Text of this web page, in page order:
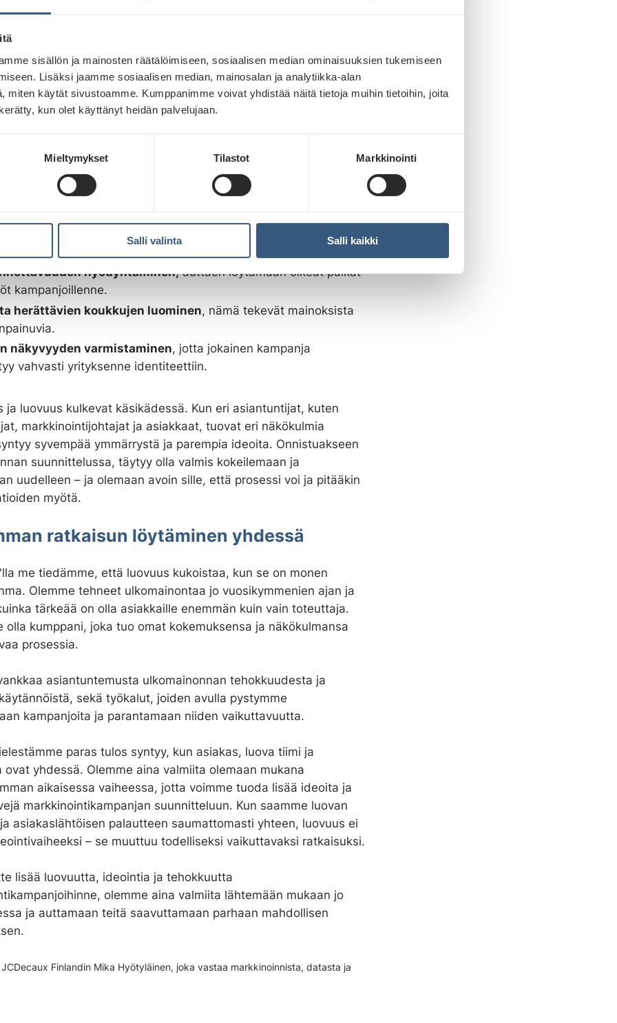
sisällön ja mainosten räätälöimiseen, sosiaalisen median ominaisuuksien tukemiseen
Lisäksi jaamme sosiaalisen median, mainosalan ja analytiikka-alan
miten käytät sivustoamme. Kumppanimme voivat yhdistää näitä tietoja muihin tietoihin, joita
kun olet käyttänyt heidän palvelujaan.
Mieltymykset Tilastot Markkinointi
Salli valinta Salli kaikki
osoittaa, että tehokkuuden kasvu on markkinoijien
tämän vuoden markkinointikampanjoissa.
vaikuttavuuden parantamisessa. Vaikka
tehokkuudesta ja vaikuttavuudesta on puhuttu jo pitkään,
vaatimuksen vain kasvavan tulevaisuudessa. Kun
tehokkuus sitten saavutetaan ulkomainosten suunnittelussa?
viestin muotoilu, joka erottuu nopeasti ja vaikuttavasti.
huomioarvon maksimoiminen
, käyttämällä rohkeita värejä
hyödyntäminen,auttaen löytämään oikeat paikat
kampanjoillenne.
herättävien koukkujen luominen, nämä tekevät mainoksista
näkyvyyden varmistaminen, jotta jokainen kampanja
vahvasti yrityksenne identiteettiin.
ja luovuus kulkevat käsikädessä. Kun eri asiantuntijat, kuten
markkinointijohtajat ja asiakkaat, tuovat eri näkökulmia
syvempää ymmärrystä ja parempia ideoita. Onnistuakseen
suunnittelussa, täytyy olla valmis kokeilemaan ja
uudelleen – ja olemaan avoin sille, että prosessi voi ja pitääkin
myötä.
ratkaisun löytäminen yhdessä
me tiedämme, että luovuus kukoistaa, kun se on monen
Olemme tehneet ulkomainontaa jo vuosikymmenien ajan ja
tärkeää on olla asiakkaille enemmän kuin vain toteuttaja.
olla kumppani, joka tuo omat kokemuksensa ja näkökulmansa
prosessia.
asiantuntemusta ulkomainonnan tehokkuudesta ja
sekä työkalut, joiden avulla pystymme
kampanjoita ja parantamaan niiden vaikuttavuutta.
paras tulos syntyy, kun asiakas, luova tiimi ja
ovat yhdessä. Olemme aina valmiita olemaan mukana
aikaisessa vaiheessa, jotta voimme tuoda lisää ideoita ja
markkinointikampanjan suunnitteluun. Kun saamme luovan
asiakaslähtöisen palautteen saumattomasti yhteen, luovuus ei
– se muuttuu todelliseksi vaikuttavaksi ratkaisuksi.
lisää luovuutta, ideointia ja tehokkuutta
olemme aina valmiita lähtemään mukaan jo
ja auttamaan teitä saavuttamaan parhaan mahdollisen
Finlandin Mika Hyötyläinen, joka vastaa markkinoinnista, datasta ja